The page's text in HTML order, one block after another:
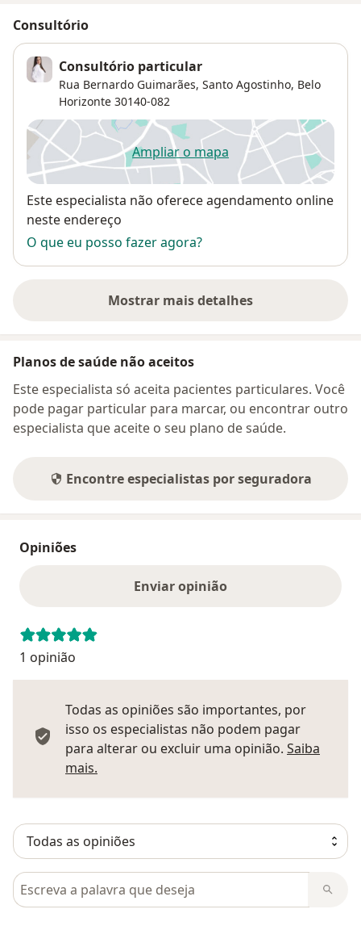
Consultório
Consultório particular
Rua Bernardo Guimarães, Santo Agostinho, Belo
Horizonte 30140-082
Ampliar o mapaabre num novo separador
Disponibilidade
Este especialista não oferece agendamento online
neste endereço
O que eu posso fazer agora?
Mostrar mais detalhes
sobre o endereço
Planos de saúde não aceitos
Este especialista só aceita pacientes particulares. Você
pode pagar particular para marcar, ou encontrar outro
especialista que aceite o seu plano de saúde.
Encontre especialistas por seguradora
Opiniões
Enviar opinião
1 opinião
Todas as opiniões são importantes, por
isso os especialistas não podem pagar
para alterar ou excluir uma opinião. Saiba
mais.
Pesquisar em opiniões